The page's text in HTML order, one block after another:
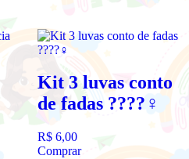
Kit 3 luvas conto
de fadas ????‍♀️
R$ 6,00
Comprar